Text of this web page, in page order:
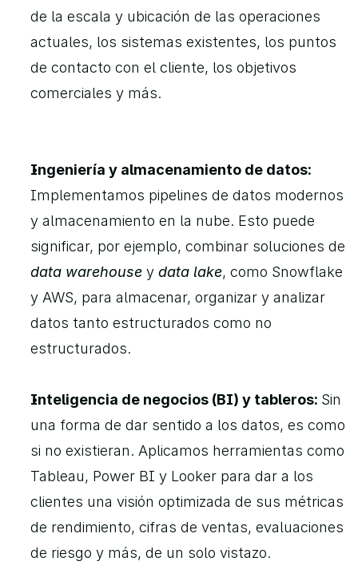
de la escala y ubicación de las operaciones
actuales, los sistemas existentes, los puntos
de contacto con el cliente, los objetivos
comerciales y más.
Implementamos pipelines de datos modernos
y almacenamiento en la nube. Esto puede
data warehouse y data lake, como Snowflake
y AWS, para almacenar, organizar y analizar
datos tanto estructurados como no
estructurados.
Inteligencia de negocios (BI) y tableros: Sin
una forma de dar sentido a los datos, es como
si no existieran. Aplicamos herramientas como
Tableau, Power BI y Looker para dar a los
clientes una visión optimizada de sus métricas
de rendimiento, cifras de ventas, evaluaciones
de riesgo y más, de un solo vistazo.